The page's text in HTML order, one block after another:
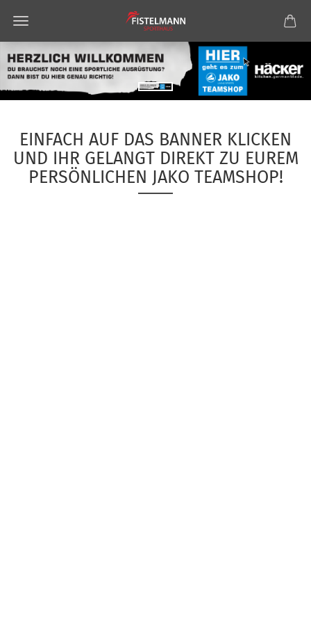
EINFACH AUF DAS BANNER KLICKEN
UND IHR GELANGT DIREKT ZU EUREM
PERSÖNLICHEN JAKO TEAMSHOP!